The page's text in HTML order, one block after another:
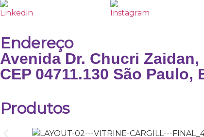
Endereço
Avenida Dr. Chucri Zaidan,
CEP 04711.130 São Paulo,
Produtos